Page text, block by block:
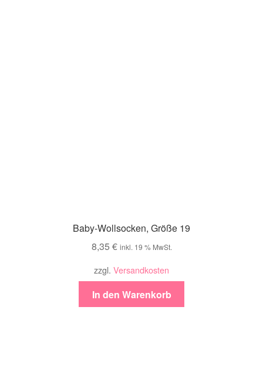
Baby-Wollsocken, Größe 19
8,35 € inkl. 19 % MwSt.
zzgl. Versandkosten
In den Warenkorb